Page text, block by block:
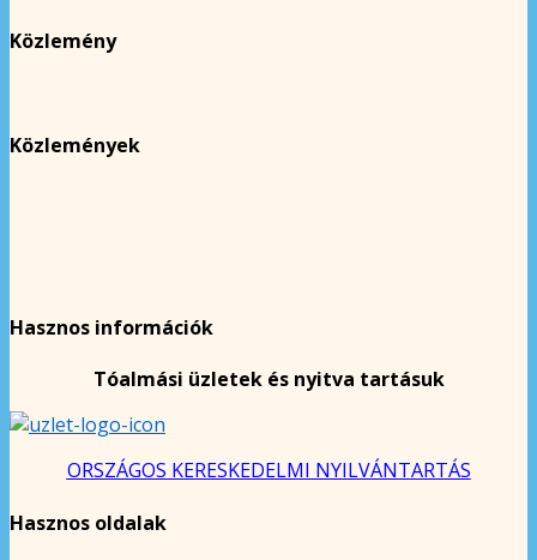
Közlemény
Közlemények
Hasznos információk
Tóalmási üzletek és nyitva tartásuk
ORSZÁGOS KERESKEDELMI NYILVÁNTARTÁS
Hasznos oldalak